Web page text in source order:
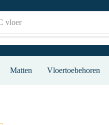
vloer
Matten Vloertoebehoren